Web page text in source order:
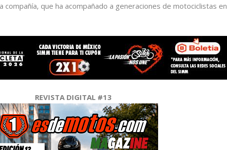
compañía, que ha acompañado a generaciones de motociclistas en
REVISTA DIGITAL #13